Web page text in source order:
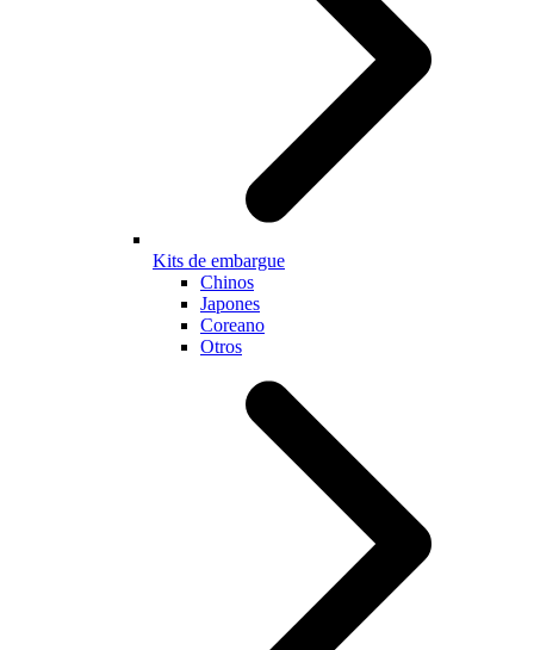
Kits de embargue
Chinos
Japones
Coreano
Otros